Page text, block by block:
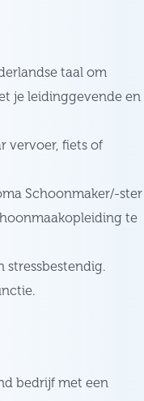
taal om
je leidinggevende en
vervoer, fiets of
Schoonmaker/-ster
te
stressbestendig.
bedrijf met een